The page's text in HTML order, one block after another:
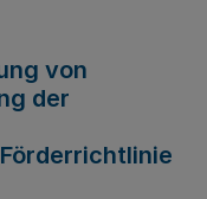
von
der